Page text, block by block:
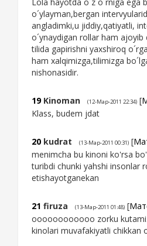
o´ylayman,bergan
angladimki,u jiddiy,qatiyatli,
o´ynaydigan rollar ham ajoyib
tilida gapirishni yaxshiroq
ham xalqimizga,tilimizga
nishonasidir.
19 Kinoman (12-Мар-2011 22:34) [
Klass, budem jdat
20 kudrat (13-Мар-2011 00:31) [
menimcha bu kinoni ko'rsa
turibdi chunki yahshi insonlar
etishayotganekan
21 firuza (13-Мар-2011 01:48) [
oooooooooooo zorku
kinolari muvafakiyatli chikkan